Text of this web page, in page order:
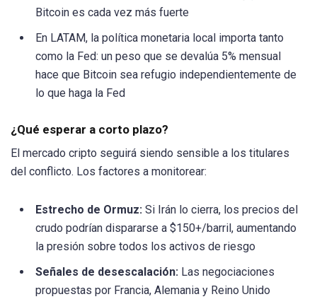
Bitcoin es cada vez más fuerte
En LATAM, la política monetaria local importa tanto
como la Fed: un peso que se devalúa 5% mensual
hace que Bitcoin sea refugio independientemente de
lo que haga la Fed
¿Qué esperar a corto plazo?
El mercado cripto seguirá siendo sensible a los titulares
del conflicto. Los factores a monitorear:
Estrecho de Ormuz: Si Irán lo cierra, los precios del
crudo podrían dispararse a $150+/barril, aumentando
la presión sobre todos los activos de riesgo
Señales de desescalación: Las negociaciones
propuestas por Francia, Alemania y Reino Unido